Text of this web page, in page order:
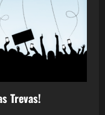
Trevas!